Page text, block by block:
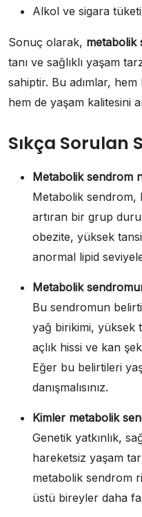
Alkol ve sigara
Sonuç olarak, metabolik
tanı ve sağlıklı yaşam
sahiptir. Bu adımlar, hem
hem de yaşam kalitesini
Sıkça Sorulan
Metabolik sendrom
Metabolik sendrom,
artıran bir grup
obezite, yüksek
anormal lipid
Metabolik
Bu sendromun
yağ birikimi, yüksek
açlık hissi ve kan
Eğer bu belirtileri
danışmalısınız.
Kimler metabolik
Genetik yatkınlık,
hareketsiz yaşam
metabolik sendrom
üstü bireyler daha